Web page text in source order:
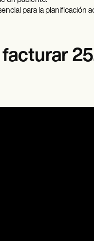
para la planificación